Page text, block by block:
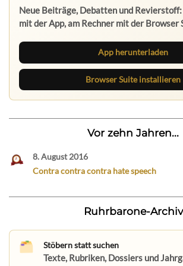
Neue Beiträge, Debatten und
mit der App, am Rechner mit der Browser
App herunterladen
Browser Suite installieren
Vor zehn Jahren...
8. August 2016
Contra contra contra hate speech
Ruhrbarone-Archiv
Stöbern statt suchen
Texte, Rubriken, Dossiers und